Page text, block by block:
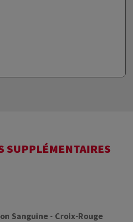
SUPPLÉMENTAIRES
Sanguine - Croix-Rouge